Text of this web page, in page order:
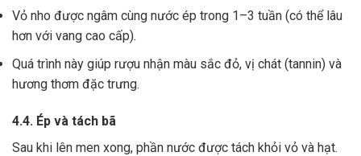
Vỏ nho được ngâm cùng nước ép trong 1–3 tuần (có thể lâu
hơn với vang cao cấp).
Quá trình này giúp rượu nhận màu sắc đỏ, vị chát (tannin) và
hương thơm đặc trưng.
4.4. Ép và tách bã
Sau khi lên men xong, phần nước được tách khỏi vỏ và hạt.